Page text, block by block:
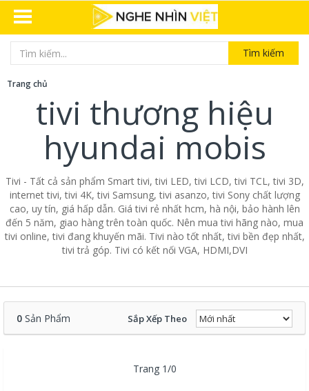
Tìm kiếm
Trang chủ
tivi thương hiệu
hyundai mobis
Tivi - Tất cả sản phẩm Smart tivi, tivi LED, tivi LCD, tivi TCL, tivi 3D,
internet tivi, tivi 4K, tivi Samsung, tivi asanzo, tivi Sony chất lượng
cao, uy tín, giá hấp dẫn. Giá tivi rẻ nhất hcm, hà nội, bảo hành lên
đến 5 năm, giao hàng trên toàn quốc. Nên mua tivi hãng nào, mua
tivi online, tivi đang khuyến mãi. Tivi nào tốt nhất, tivi bền đẹp nhất,
tivi trả góp. Tivi có kết nối VGA, HDMI,DVI
0 Sản Phẩm Sắp Xếp Theo
Trang 1/0